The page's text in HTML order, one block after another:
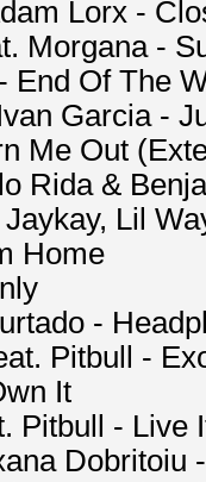
Lorx -
Morgana -
End Of The
Garcia -
Me Out
Rida &
Lil
Home
-
Pitbull -
It
Pitbull - Live
Dobritoiu